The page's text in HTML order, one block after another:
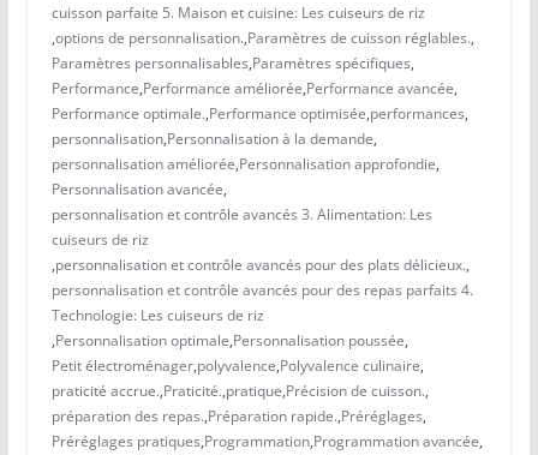
cuisson parfaite 5. Maison et cuisine: Les cuiseurs de riz
,options de personnalisation.,Paramètres de cuisson réglables.,
Paramètres personnalisables,Paramètres spécifiques,
Performance,Performance améliorée,Performance avancée,
Performance optimale.,Performance optimisée,performances,
personnalisation,Personnalisation à la demande,
personnalisation améliorée,Personnalisation approfondie,
Personnalisation avancée,
personnalisation et contrôle avancés 3. Alimentation: Les
cuiseurs de riz
,personnalisation et contrôle avancés pour des plats délicieux.,
personnalisation et contrôle avancés pour des repas parfaits 4.
Technologie: Les cuiseurs de riz
,Personnalisation optimale,Personnalisation poussée,
Petit électroménager,polyvalence,Polyvalence culinaire,
praticité accrue.,Praticité.,pratique,Précision de cuisson.,
préparation des repas.,Préparation rapide.,Préréglages,
Préréglages pratiques,Programmation,Programmation avancée,